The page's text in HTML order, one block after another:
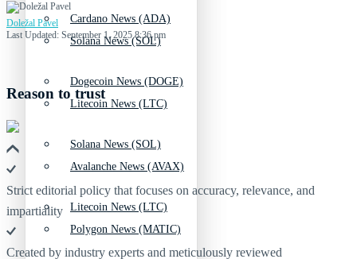
Solana News (SOL)
Litecoin News (LTC)
Avalanche News (AVAX)
Polygon News (MATIC)
Cardano News (ADA)
Dogecoin News (DOGE)
Solana News (SOL)
Litecoin News (LTC)
Doležal Pavel
Last Updated: September 1, 2025 8:36 pm
Reason to trust
Strict editorial policy that focuses on accuracy, relevance, and
impartiality
Created by industry experts and meticulously reviewed